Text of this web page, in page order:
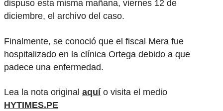
dispuso esta misma mañana, viernes 12 de
diciembre, el archivo del caso.
Finalmente, se conoció que el fiscal Mera fue
hospitalizado en la clínica Ortega debido a que
padece una enfermedad.
Lea la nota original aquí o visita el medio
HYTIMES.PE